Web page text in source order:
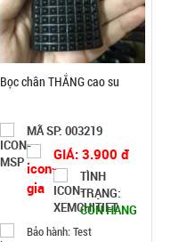
hàng
pad
25x30cm
Tyloo màu
đỏ Dày 4 Ly
MÃ
SP004285
Bọc chân THẮNG cao su
MÃ SP: 003219
GIÁ: 3.900 đ
TÌNH
TRẠNG:
CÒN HÀNG
Bảo hành: Test